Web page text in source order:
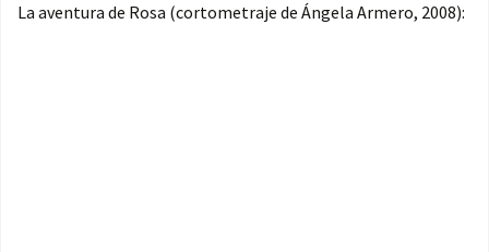
La aventura de Rosa (cortometraje de Ángela Armero, 2008):